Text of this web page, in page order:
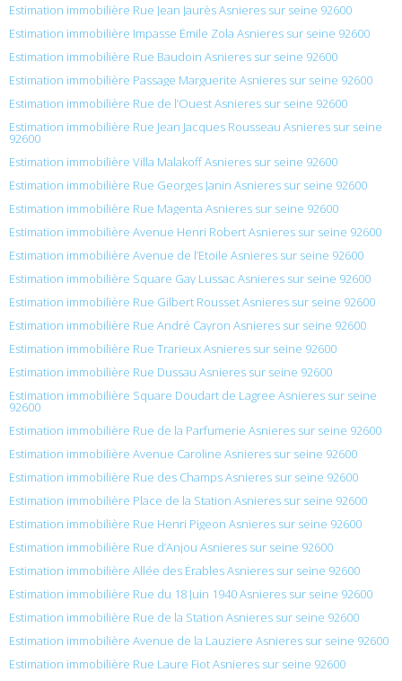
Estimation immobilière Rue Jean Jaurès Asnieres sur seine 92600
Estimation immobilière Impasse Émile Zola Asnieres sur seine 92600
Estimation immobilière Rue Baudoin Asnieres sur seine 92600
Estimation immobilière Passage Marguerite Asnieres sur seine 92600
Estimation immobilière Rue de l’Ouest Asnieres sur seine 92600
Estimation immobilière Rue Jean Jacques Rousseau Asnieres sur seine
92600
Estimation immobilière Villa Malakoff Asnieres sur seine 92600
Estimation immobilière Rue Georges Janin Asnieres sur seine 92600
Estimation immobilière Rue Magenta Asnieres sur seine 92600
Estimation immobilière Avenue Henri Robert Asnieres sur seine 92600
Estimation immobilière Avenue de l’Etoile Asnieres sur seine 92600
Estimation immobilière Square Gay Lussac Asnieres sur seine 92600
Estimation immobilière Rue Gilbert Rousset Asnieres sur seine 92600
Estimation immobilière Rue André Cayron Asnieres sur seine 92600
Estimation immobilière Rue Trarieux Asnieres sur seine 92600
Estimation immobilière Rue Dussau Asnieres sur seine 92600
Estimation immobilière Square Doudart de Lagree Asnieres sur seine
92600
Estimation immobilière Rue de la Parfumerie Asnieres sur seine 92600
Estimation immobilière Avenue Caroline Asnieres sur seine 92600
Estimation immobilière Rue des Champs Asnieres sur seine 92600
Estimation immobilière Place de la Station Asnieres sur seine 92600
Estimation immobilière Rue Henri Pigeon Asnieres sur seine 92600
Estimation immobilière Rue d’Anjou Asnieres sur seine 92600
Estimation immobilière Allée des Érables Asnieres sur seine 92600
Estimation immobilière Rue du 18 Juin 1940 Asnieres sur seine 92600
Estimation immobilière Rue de la Station Asnieres sur seine 92600
Estimation immobilière Avenue de la Lauziere Asnieres sur seine 92600
Estimation immobilière Rue Laure Fiot Asnieres sur seine 92600